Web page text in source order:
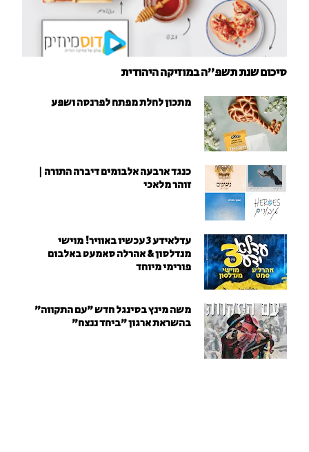
סיכום שנת תשפ"ה במוזיקה היהודית
מתכון לחלת מפתח לפרנסה ושפע
כנגד ארבעה אלבומים דיברה התורה |
זוהר מלאכי
עדלאידע 3 עכשיו באוויר! מוישי
מנדלסון & אהרלה סאמעט באלבום
פורימי מיוחד
משה מינץ בסינגל חדש ״עם התקווה״
בהשראת ארגון "ביחד ננצח"